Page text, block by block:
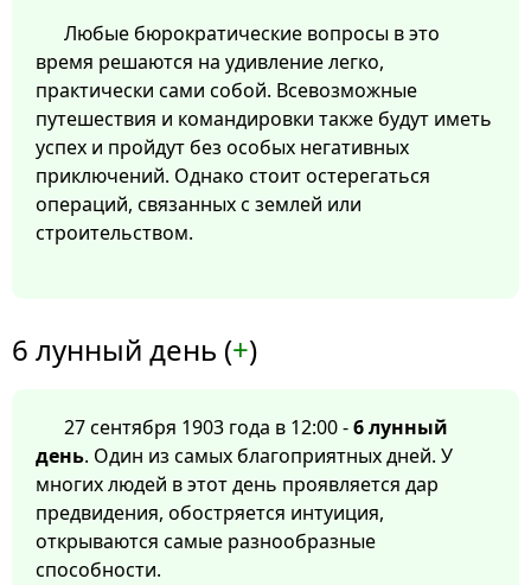
Любые бюрократические вопросы в это
время решаются на удивление легко,
практически сами собой. Всевозможные
путешествия и командировки также будут иметь
успех и пройдут без особых негативных
приключений. Однако стоит остерегаться
операций, связанных с землей или
строительством.
6 лунный день (+)
27 сентября 1903 года в 12:00 -6 лунный
день. Один из самых благоприятных дней. У
многих людей в этот день проявляется дар
предвидения, обостряется интуиция,
открываются самые разнообразные
способности.